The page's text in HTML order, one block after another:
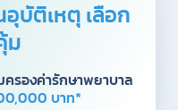
อุบัติเหตุ เลือก
ม
รองค่ารักษาพยาบาล
บาท*